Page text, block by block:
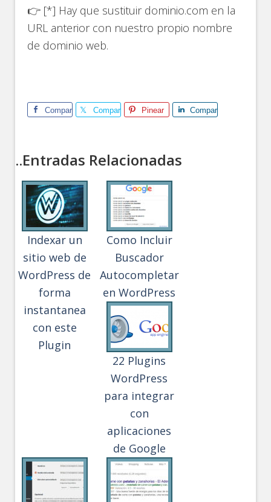
👉 [*] Hay que sustituir dominio.com en la
URL anterior con nuestro propio nombre
de dominio web.
Comparte Comparte Pinear Comparte
..Entradas Relacionadas
Indexar un
sitio web de
WordPress de
forma
instantanea
con este
Plugin
Como Incluir
Buscador
Autocompletar
en WordPress
22 Plugins
WordPress
para integrar
con
aplicaciones
de Google